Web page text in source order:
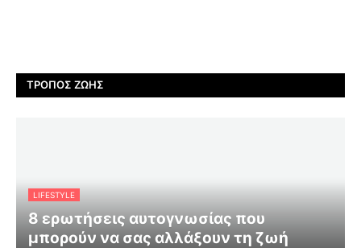
ΤΡΌΠΟΣ ΖΩΉΣ
LIFESTYLE
8 ερωτήσεις αυτογνωσίας που
μπορούν να σας αλλάξουν τη ζωή